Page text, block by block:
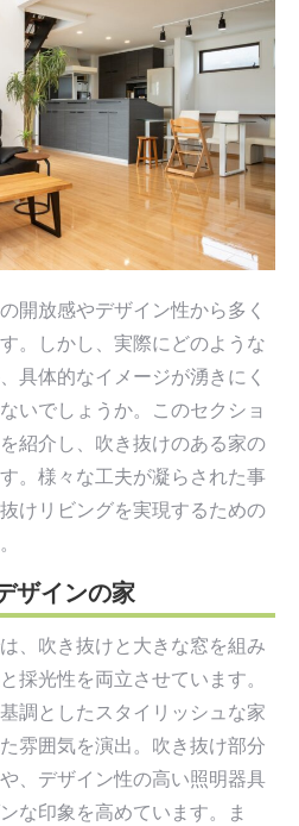
開放感やデザイン性から多く
。しかし、実際にどのような
具体的なイメージが湧きにく
いでしょうか。このセクショ
紹介し、吹き抜けのある家の
。様々な工夫が凝らされた事
けリビングを実現するための
ザインの家
、吹き抜けと大きな窓を組み
採光性を両立させています。
調としたスタイリッシュな家
雰囲気を演出。吹き抜け部分
、デザイン性の高い照明器具
な印象を高めています。ま